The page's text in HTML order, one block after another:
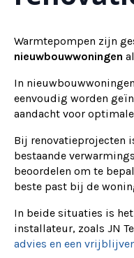
Warmtepompen zijn
nieuwbouwwoningen
In
eenvoudig worden
aandacht voor
Bij renovatieprojecten
bestaande
beoordelen om te
beste past bij de
In beide situaties is
installateur, zoals JN
advies en een